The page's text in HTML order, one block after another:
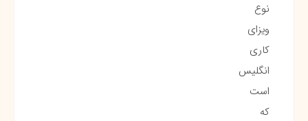
نوع
ویزای
کاری
انگلیس
است
که